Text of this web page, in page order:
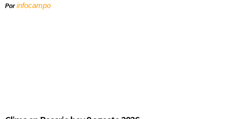
Porinfocampo